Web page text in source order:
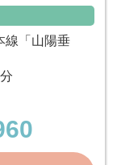
線「山陽垂